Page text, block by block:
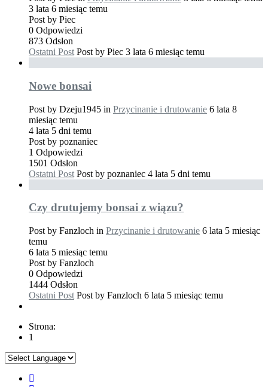
3 lata 6 miesiąc temu
Post by Piec
0 Odpowiedzi
873 Odsłon
Ostatni Post Post by Piec 3 lata 6 miesiąc temu
Nowe bonsai
Post by Dzeju1945 in Przycinanie i drutowanie 6 lata 8
miesiąc temu
4 lata 5 dni temu
Post by poznaniec
1 Odpowiedzi
1501 Odsłon
Ostatni Post Post by poznaniec 4 lata 5 dni temu
Czy drutujemy bonsai z wiązu?
Post by Fanzloch in Przycinanie i drutowanie 6 lata 5 miesiąc
temu
6 lata 5 miesiąc temu
Post by Fanzloch
0 Odpowiedzi
1444 Odsłon
Ostatni Post Post by Fanzloch 6 lata 5 miesiąc temu
Strona:
1